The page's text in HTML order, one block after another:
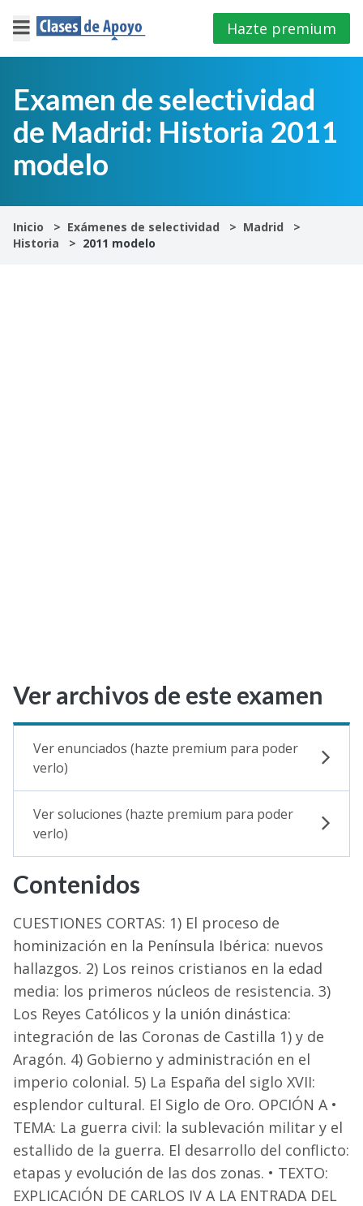
×
Iniciar
sesión
E.S.O
Hazte premium
Examen de selectividad
de Madrid: Historia 2011
modelo
Inicio Exámenes de selectividad
Madrid
Historia
2011 modelo
Ver archivos de este examen
Ver enunciados (hazte premium para poder
verlo)
Ver soluciones (hazte premium para poder
verlo)
Contenidos
CUESTIONES CORTAS: 1) El proceso de
hominización en la Península Ibérica: nuevos
hallazgos. 2) Los reinos cristianos en la edad
media: los primeros núcleos de resistencia. 3)
Los Reyes Católicos y la unión dinástica:
integración de las Coronas de Castilla 1) y de
Aragón. 4) Gobierno y administración en el
imperio colonial. 5) La España del siglo XVII:
esplendor cultural. El Siglo de Oro. OPCIÓN A •
TEMA: La guerra civil: la sublevación militar y el
estallido de la guerra. El desarrollo del conflicto:
etapas y evolución de las dos zonas. • TEXTO:
EXPLICACIÓN DE CARLOS IV A LA ENTRADA DEL